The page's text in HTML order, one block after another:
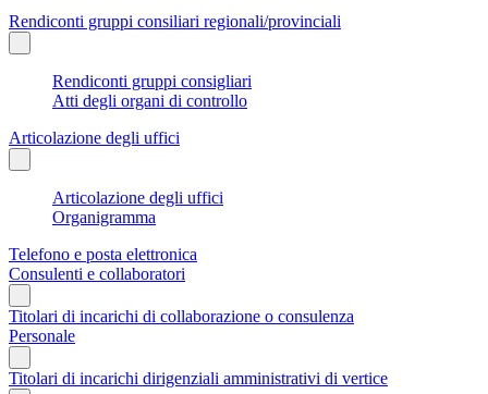
Rendiconti gruppi consiliari regionali/provinciali
Rendiconti gruppi consigliari
Atti degli organi di controllo
Articolazione degli uffici
Articolazione degli uffici
Organigramma
Telefono e posta elettronica
Consulenti e collaboratori
Titolari di incarichi di collaborazione o consulenza
Personale
Titolari di incarichi dirigenziali amministrativi di vertice